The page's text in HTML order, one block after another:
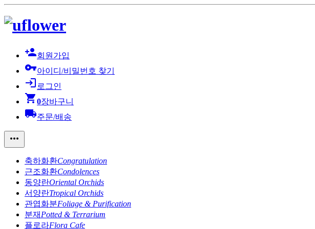
person_add회원가입
vpn_key아이디/비밀번호 찾기
login 로그인
shopping_cart0장바구니
local_shipping주문/배송
more_horiz
축하화환Congratulation
근조화환Condolences
동양란Oriental Orchids
서양란Tropical Orchids
관엽화분Foliage & Purification
분재 Potted & Terrarium
플로라Flora Cafe